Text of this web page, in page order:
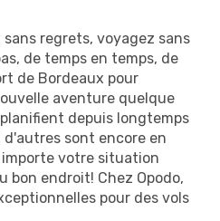
regrets, voyagez sans
de temps en temps, de
de Bordeaux pour
aventure quelque
depuis longtemps
d'autres sont encore en
votre situation
bon endroit! Chez Opodo,
pour des vols